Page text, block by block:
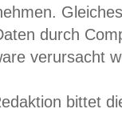
durch
verursacht
bittet